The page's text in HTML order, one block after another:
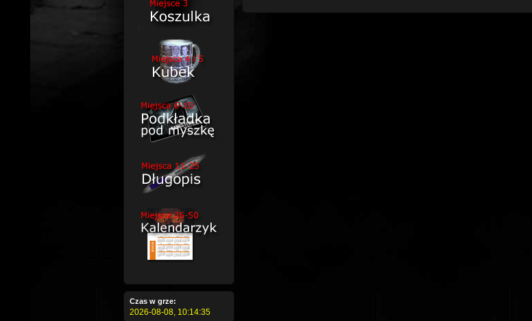
Czas w grze:
2026-08-08, 10:14:35